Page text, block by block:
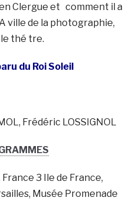
Clergue et comment il a
ville de la photographie,
thé tre.
du Roi Soleil
Frédéric LOSSIGNOL
3 Ile de France,
Musée Promenade